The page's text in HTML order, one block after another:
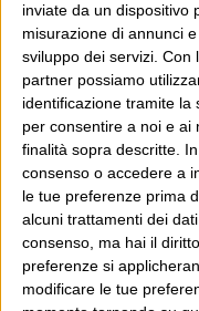
inviate da un dispositivo
misurazione di annunci
sviluppo dei servizi. Con
partner possiamo
identificazione tramite la
per consentire a noi e ai
finalità sopra descritte.
consenso o accedere a
le tue preferenze prima
alcuni trattamenti dei
consenso, ma hai il
preferenze si
modificare le tue
Ultimi articoli
La sinistra de coccio
Don’t feed the trolls
A chi pensi, quando
Con due pistole
Cinquantaquattro contro